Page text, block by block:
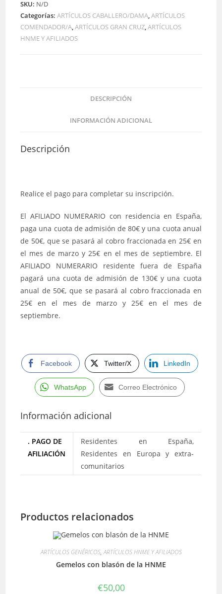
SKU: N/D
Categorías:ARTÍCULOS CABALLERO/DAMA ,ARTÍCULOS
COMENDADOR/A ,ARTÍCULOS GRAN CRUZ ,ARTÍCULOS
HNME Y AFILIADOS
DESCRIPCIÓN
INFORMACIÓN ADICIONAL
Descripción
Realice el pago para completar su inscripción.
El AFILIADO NUMERARIO con residencia en España,
paga una cuota de admisión de 80€ y una cuota anual
de 50€, que se pasará al cobro fraccionada en 25€ en
el mes de marzo y 25€ en el mes de septiembre. El
AFILIADO NUMERARIO residente fuera de España
pagará una cuota de admisión de 130€ y una cuota
anual de 50€, que se pasará al cobro fraccionada en
25€ en el mes de marzo y 25€ en el mes de
septiembre.
Facebook Twitter/X LinkedIn
WhatsApp Correo Electrónico
Información adicional
. PAGO DE
AFILIACIÓN
Residentes en España,
Residentes en Europa y extra-
comunitarios
Productos relacionados
ARTÍCULOS GENÉRICOS,ARTÍCULOS HNME Y AFILIADOS
Gemelos con blasón de la HNME
€50,00